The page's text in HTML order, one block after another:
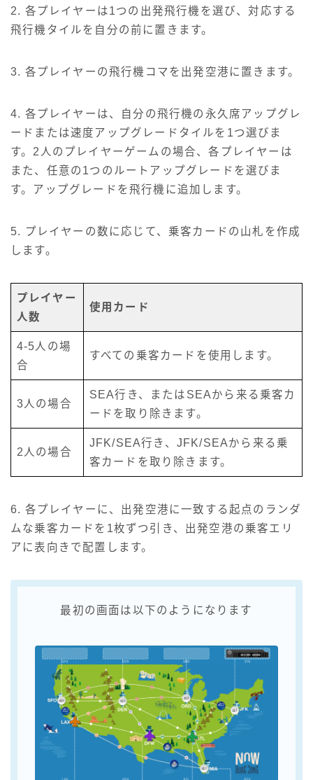
2. 各プレイヤーは1つの出発飛行機を選び、対応する
飛行機タイルを自分の前に置きます。
3. 各プレイヤーの飛行機コマを出発空港に置きます。
4. 各プレイヤーは、自分の飛行機の永久席アップグレ
ードまたは速度アップグレードタイルを1つ選びま
す。2人のプレイヤーゲームの場合、各プレイヤーは
また、任意の1つのルートアップグレードを選びま
す。アップグレードを飛行機に追加します。
5. プレイヤーの数に応じて、乗客カードの山札を作成
します。
プレイヤー
人数
使用カード
4-5人の場
合
すべての乗客カードを使用します。
3人の場合
SEA行き、またはSEAから来る乗客カ
ードを取り除きます。
2人の場合
JFK/SEA行き、JFK/SEAから来る乗
客カードを取り除きます。
6. 各プレイヤーに、出発空港に一致する起点のランダ
ムな乗客カードを1枚ずつ引き、出発空港の乗客エリ
アに表向きで配置します。
最初の画面は以下のようになります